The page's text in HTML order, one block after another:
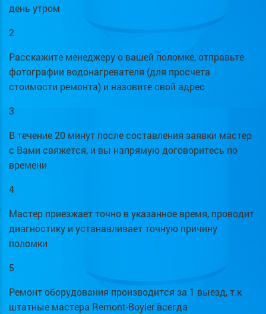
день утром
2
Расскажите менеджеру о вашей поломке, отправьте
фотографии водонагревателя (для просчета
стоимости ремонта) и назовите свой адрес
3
В течение 20 минут после составления заявки мастер
с Вами свяжется, и вы напрямую договоритесь по
времени
4
Мастер приезжает точно в указанное время, проводит
диагностику и устанавливает точную причину
поломки
5
Ремонт оборудования производится за 1 выезд, т.к
штатные мастера Remont-Boyler всегда